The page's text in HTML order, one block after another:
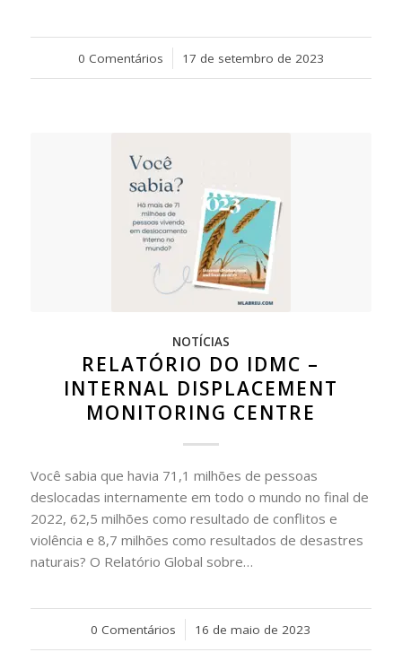
0 Comentários
/ 17 de setembro de 2023
NOTÍCIAS
RELATÓRIO DO IDMC –
INTERNAL DISPLACEMENT
MONITORING CENTRE
Você sabia que havia 71,1 milhões de pessoas
deslocadas internamente em todo o mundo no final de
2022, 62,5 milhões como resultado de conflitos e
violência e 8,7 milhões como resultados de desastres
naturais? O Relatório Global sobre…
0 Comentários
/ 16 de maio de 2023